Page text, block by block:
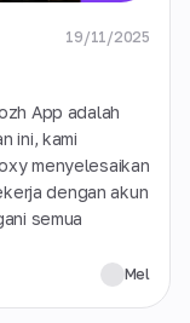
19/11/2025
App adalah
ini, kami
menyelesaikan
dengan akun
semua
Mel